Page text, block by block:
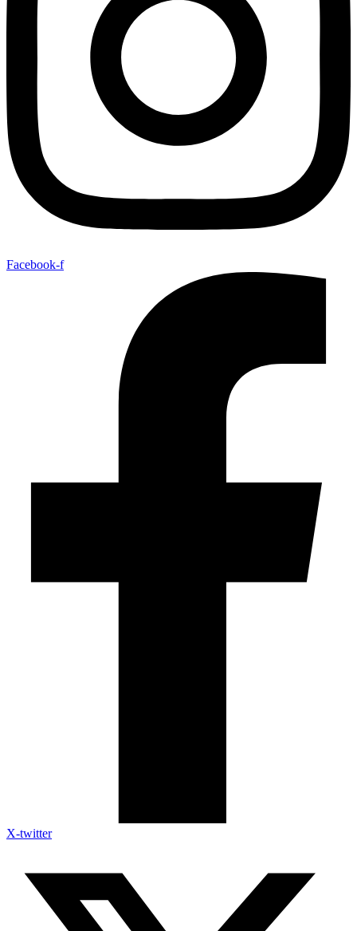
Facebook-f
X-twitter